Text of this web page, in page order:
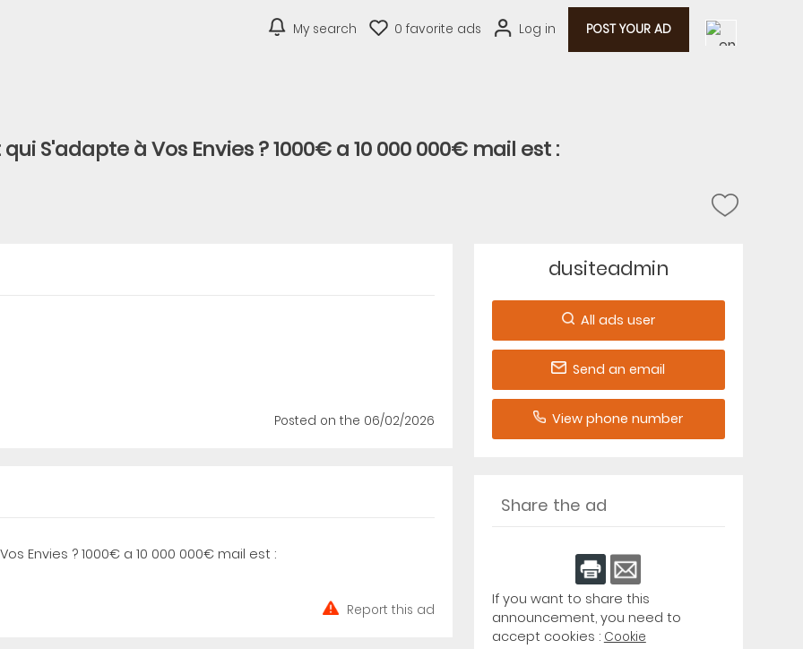
My search 0 favorite ads Log in POST YOUR AD
qui S'adapte à Vos Envies ? 1000€ a 10 000 000€ mail est :
Posted on the 06/02/2026
Envies ? 1000€ a 10 000 000€ mail est :
Report this ad
dusiteadmin
All ads user
Send an email
View phone number
Share the ad
If you want to share this
announcement, you need to
accept cookies : Cookie